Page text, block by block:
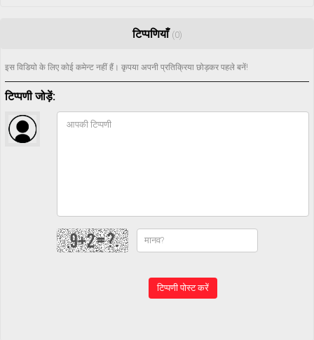
टिप्पणियाँ (0)
इस विडियो के लिए कोई कमेन्ट नहीं हैं। कृपया अपनी प्रतिक्रिया छोड़कर पहले बनें!
टिप्पणी जोड़ें:
टिप्पणी पोस्ट करें